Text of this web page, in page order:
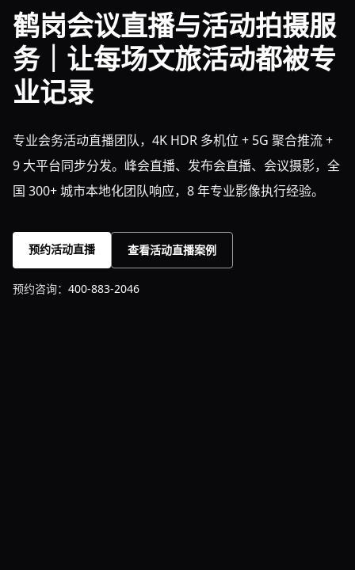
鹤岗会议直播与活动拍摄服
务｜让每场文旅活动都被专
业记录
专业会务活动直播团队，4K HDR 多机位 + 5G 聚合推流 +
9 大平台同步分发。峰会直播、发布会直播、会议摄影，全
国 300+ 城市本地化团队响应，8 年专业影像执行经验。
预约活动直播 查看活动直播案例
预约咨询： 400-883-2046